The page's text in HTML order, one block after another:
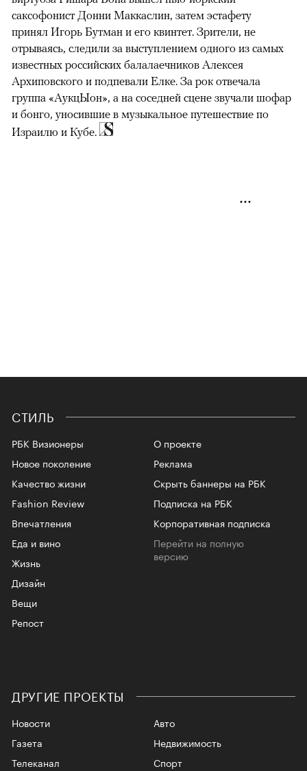
саксофонист Донни Маккаслин, затем эстафету
принял Игорь Бутман и его квинтет. Зрители, не
отрываясь, следили за выступлением одного из самых
известных российских балалаечников Алексея
Архиповского и подпевали Елке. За рок отвечала
группа «АукцЫон», а на соседней сцене звучали шофар
и бонго, уносившие в музыкальное путешествие по
Израилю и Кубе.
СТИЛЬ
РБК Визионеры
Новое поколение
Качество жизни
Fashion Review
Впечатления
Еда и вино
Жизнь
Дизайн
Вещи
Репост
О проекте
Реклама
Скрыть баннеры на РБК
Подписка на РБК
Корпоративная подписка
Перейти на полную
версию
ДРУГИЕ ПРОЕКТЫ
Новости
Газета
Телеканал
Авто
Недвижимость
Спорт